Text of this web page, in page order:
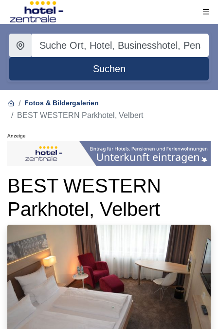
Suchen
Fotos & Bildergalerien
BEST WESTERN Parkhotel, Velbert
Anzeige
BEST WESTERN
Parkhotel, Velbert